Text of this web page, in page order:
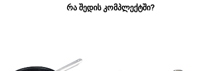
რა შედის კომპლექტში?